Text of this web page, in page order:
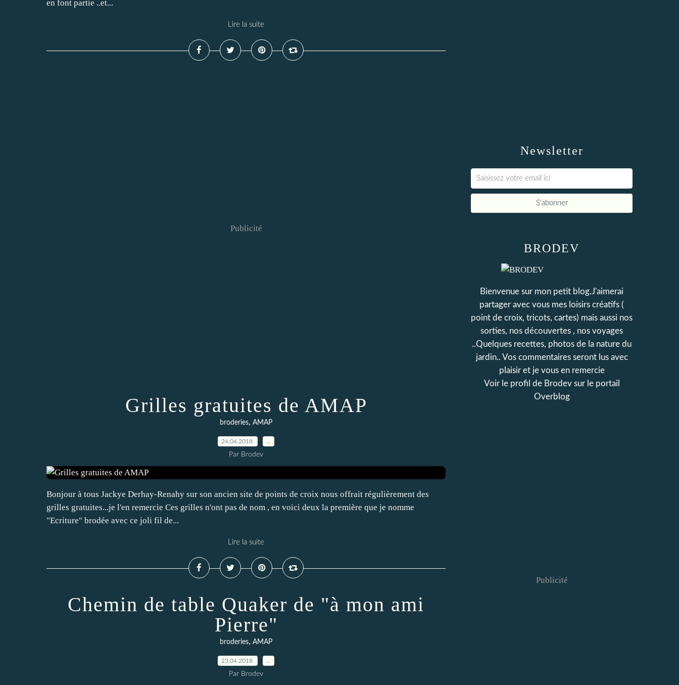
en font partie ..et...
Lire la suite
Publicité
Grilles gratuites de AMAP
broderies, AMAP
24.04.2018
Par Brodev
Bonjour à tous Jackye Derhay-Renahy sur son ancien site de points de croix nous offrait régulièrement des
grilles gratuites...je l'en remercie Ces grilles n'ont pas de nom , en voici deux la première que je nomme
"Ecriture" brodée avec ce joli fil de...
Lire la suite
Chemin de table Quaker de "à mon ami
Pierre"
broderies, AMAP
23.04.2018
Par Brodev
Newsletter
BRODEV
Bienvenue sur mon petit blog.J'aimerai
partager avec vous mes loisirs créatifs (
point de croix, tricots, cartes) mais aussi nos
sorties, nos découvertes , nos voyages
..Quelques recettes, photos de la nature du
jardin.. Vos commentaires seront lus avec
plaisir et je vous en remercie
Voir le profil de Brodevsur le portail
Overblog
Publicité